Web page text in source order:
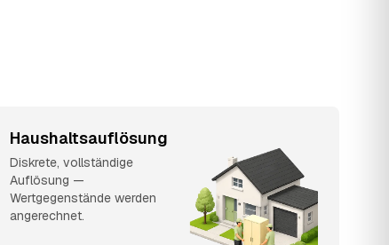
Haushaltsauflösung
Diskrete, vollständige
Auflösung —
Wertgegenstände werden
angerechnet.